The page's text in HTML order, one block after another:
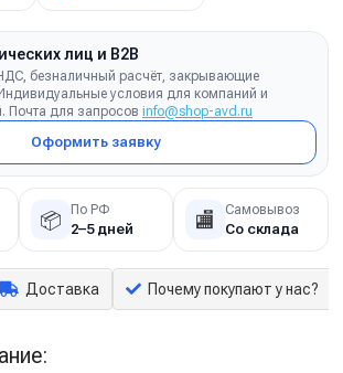
лиц и B2B
безналичный расчёт, закрывающие
условия для компаний и
Почта для запросов info@shop-avd.ru
Оформить заявку
📦 По РФ
2–5 дней 🏬 Самовывоз
Со склада
Доставка Почему покупают у нас?